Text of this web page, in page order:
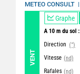
METEO CONSULT
VENT
Graphe
A 10 m du sol :
Direction (°)
Vitesse (nd)
Rafales (nd)